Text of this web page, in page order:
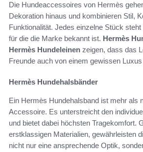
Die Hundeaccessoires von Hermès
Dekoration hinaus und kombinieren Stil,
Funktionalität. Jedes einzelne Stück
für die die Marke bekannt ist. Hermès
Hermès Hundeleinen zeigen, dass das
Freunde auch von einem gewissen
Hermès Hundehalsbänder
Ein Hermès Hundehalsband ist mehr als
Accessoire. Es unterstreicht den
und bietet dabei höchsten Tragekomfort.
erstklassigen Materialien, gewährleisten
nicht nur eine ansprechende Optik,